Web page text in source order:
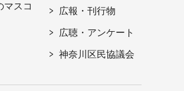
マスコ
広報・刊行物
広聴・アンケート
神奈川区民協議会